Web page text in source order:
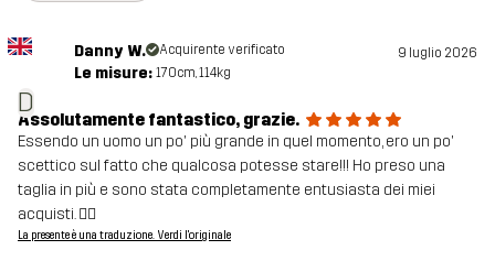
D
Danny W. Acquirente verificato 9 luglio 2026
Le misure: 170cm, 114kg
Assolutamente fantastico, grazie.
Essendo un uomo un po' più grande in quel momento, ero un po'
scettico sul fatto che qualcosa potesse stare!!! Ho preso una
taglia in più e sono stata completamente entusiasta dei miei
acquisti. 👍🏽
La presente è una traduzione. Verdi l'originale